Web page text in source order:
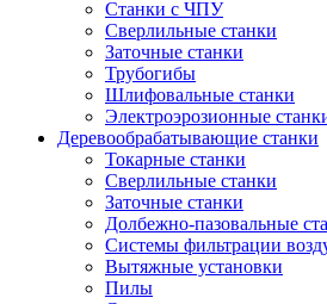
Станки с ЧПУ
Сверлильные станки
Заточные станки
Трубогибы
Шлифовальные станки
Электроэрозионные
Деревообрабатывающие станки
Токарные станки
Сверлильные станки
Заточные станки
Долбежно-пазовальные
Системы фильтрации
Вытяжные установки
Пилы